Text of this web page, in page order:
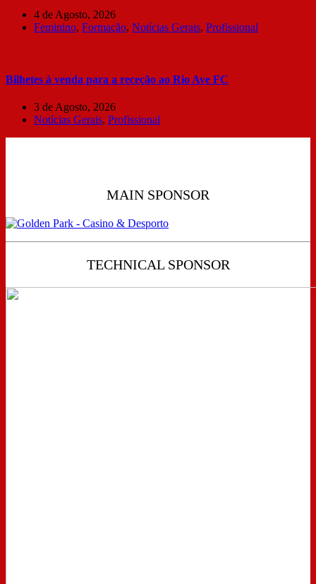
4 de Agosto, 2026
Feminino, Formação, Notícias Gerais, Profissional
Bilhetes à venda para a receção ao Rio Ave FC
3 de Agosto, 2026
Notícias Gerais, Profissional
MAIN SPONSOR
TECHNICAL SPONSOR